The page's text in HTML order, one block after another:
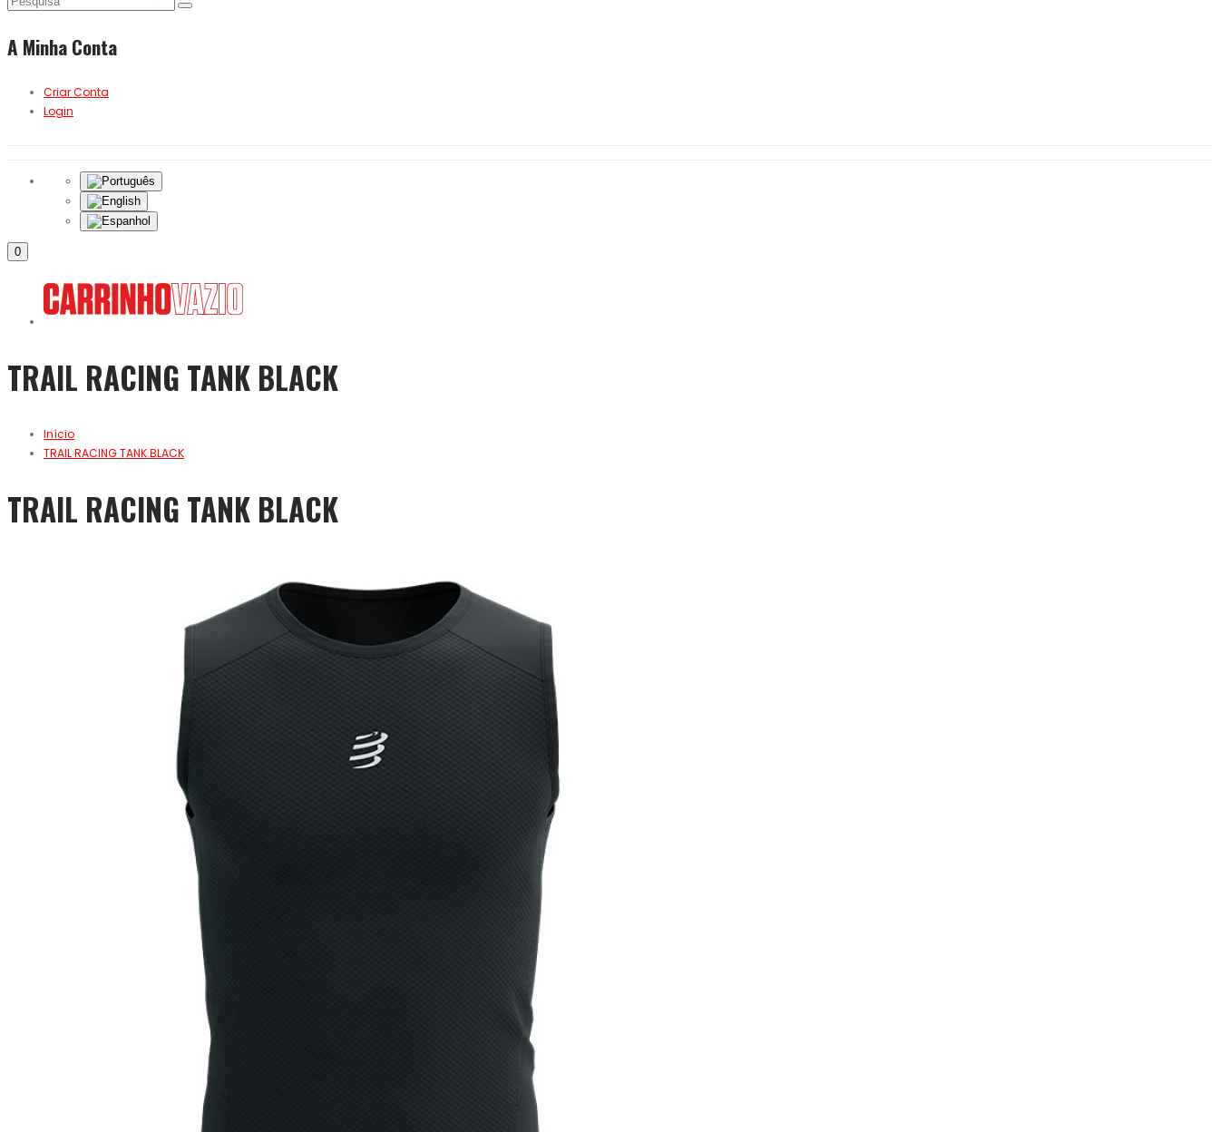
A Minha Conta
Criar Conta
Login
0
TRAIL RACING TANK BLACK
Início
TRAIL RACING TANK BLACK
TRAIL RACING TANK BLACK